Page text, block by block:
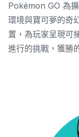
Pokémon GO 為
環境與寶可夢的奇
置，為玩家呈現可
進行的挑戰，獲勝